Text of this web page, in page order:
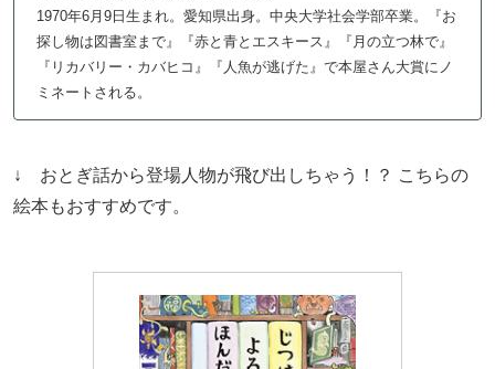
1970年6月9日生まれ。愛知県出身。中央大学社会学部卒業。『お
探し物は図書室まで』『赤と青とエスキース』『月の立つ林で』
『リカバリー・カバヒコ』『人魚が逃げた』で本屋さん大賞にノ
ミネートされる。
↓ おとぎ話から登場人物が飛び出しちゃう！？ こちらの
絵本もおすすめです。